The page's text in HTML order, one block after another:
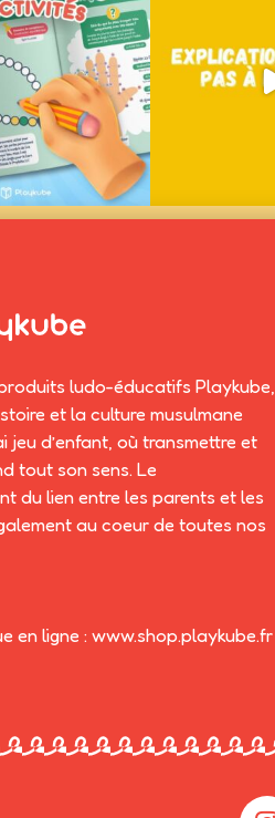
ludo-éducatifs Playkube,
et la culture musulmane
jeu d’enfant, où transmettre et
tout son sens. Le
du lien entre les parents et les
au coeur de toutes nos
en ligne : www.shop.playkube.fr